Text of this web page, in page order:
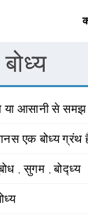
बोध्य
या आसानी से
एक बोध्य ग्रंथ
,सुगम ,बोद्ध्य